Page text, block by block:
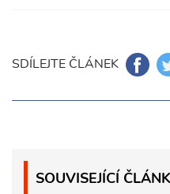
SDÍLEJTE ČLÁNEK
SOUVISEJÍCÍ